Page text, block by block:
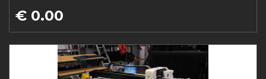
€ 0.00